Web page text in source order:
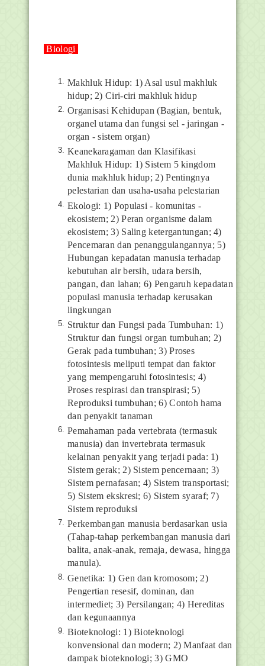
Biologi
Makhluk Hidup: 1) Asal usul makhluk
hidup; 2) Ciri-ciri makhluk hidup
Organisasi Kehidupan (Bagian, bentuk,
organel utama dan fungsi sel - jaringan -
organ - sistem organ)
Keanekaragaman dan Klasifikasi
Makhluk Hidup: 1) Sistem 5 kingdom
dunia makhluk hidup; 2) Pentingnya
pelestarian dan usaha-usaha pelestarian
Ekologi: 1) Populasi - komunitas -
ekosistem; 2) Peran organisme dalam
ekosistem; 3) Saling ketergantungan; 4)
Pencemaran dan penanggulangannya; 5)
Hubungan kepadatan manusia terhadap
kebutuhan air bersih, udara bersih,
pangan, dan lahan; 6) Pengaruh kepadatan
populasi manusia terhadap kerusakan
lingkungan
Struktur dan Fungsi pada Tumbuhan: 1)
Struktur dan fungsi organ tumbuhan; 2)
Gerak pada tumbuhan; 3) Proses
fotosintesis meliputi tempat dan faktor
yang mempengaruhi fotosintesis; 4)
Proses respirasi dan transpirasi; 5)
Reproduksi tumbuhan; 6) Contoh hama
dan penyakit tanaman
Pemahaman pada vertebrata (termasuk
manusia) dan invertebrata termasuk
kelainan penyakit yang terjadi pada: 1)
Sistem gerak; 2) Sistem pencernaan; 3)
Sistem pernafasan; 4) Sistem transportasi;
5) Sistem ekskresi; 6) Sistem syaraf; 7)
Sistem reproduksi
Perkembangan manusia berdasarkan usia
(Tahap-tahap perkembangan manusia dari
balita, anak-anak, remaja, dewasa, hingga
manula).
Genetika: 1) Gen dan kromosom; 2)
Pengertian resesif, dominan, dan
intermediet; 3) Persilangan; 4) Hereditas
dan kegunaannya
Bioteknologi: 1) Bioteknologi
konvensional dan modern; 2) Manfaat dan
dampak bioteknologi; 3) GMO